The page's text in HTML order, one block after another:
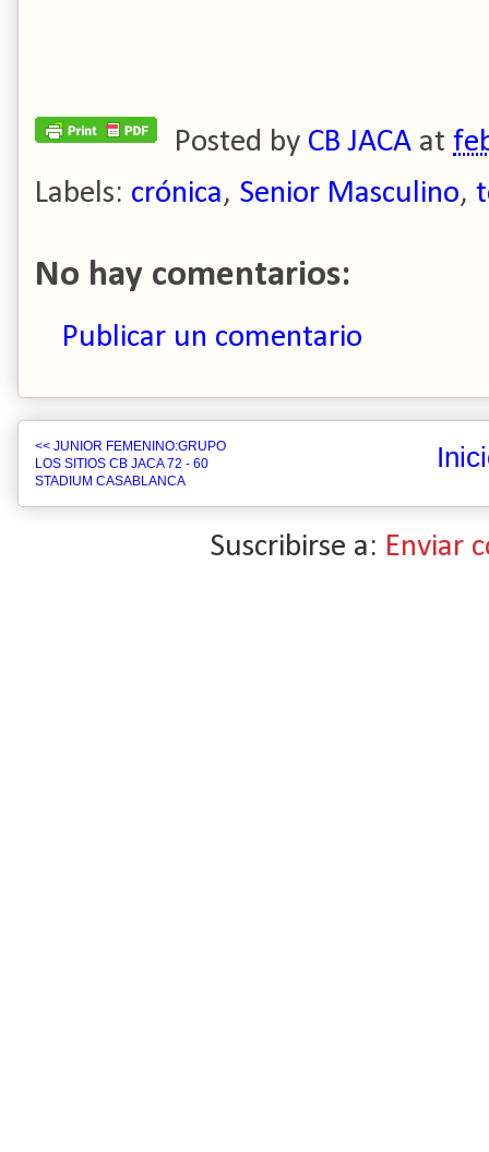
Posted by CB JACA at
Labels: crónica, Senior Masculino,
No hay comentarios:
Publicar un comentario
<< JUNIOR FEMENINO:GRUPO
LOS SITIOS CB JACA 72 - 60
STADIUM CASABLANCA
Suscribirse a: Enviar